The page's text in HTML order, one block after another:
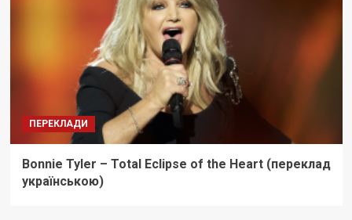
ПЕРЕКЛАДИ
Bonnie Tyler – Total Eclipse of the Heart (переклад
українською)